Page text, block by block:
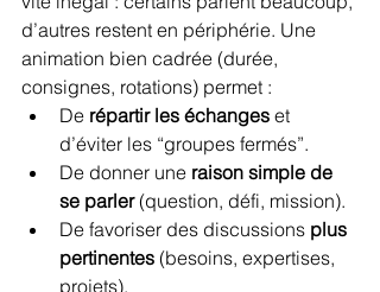
d’autres restent en périphérie. Une
animation bien cadrée (durée,
consignes, rotations) permet :
De répartir les échanges et
d’éviter les “groupes fermés”.
De donner une raison simple de
se parler (question, défi, mission).
De favoriser des discussions plus
pertinentes (besoins, expertises,
projets).